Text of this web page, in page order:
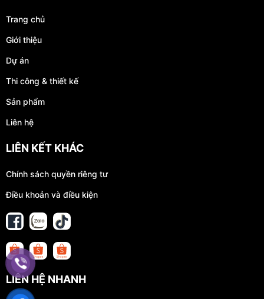
Trang chủ
Giới thiệu
Dự án
Thi công & thiết kế
Sản phẩm
Liên hệ
LIÊN KẾT KHÁC
Chính sách quyền riêng tư
Điều khoản và điều kiện
LIÊN HỆ NHANH